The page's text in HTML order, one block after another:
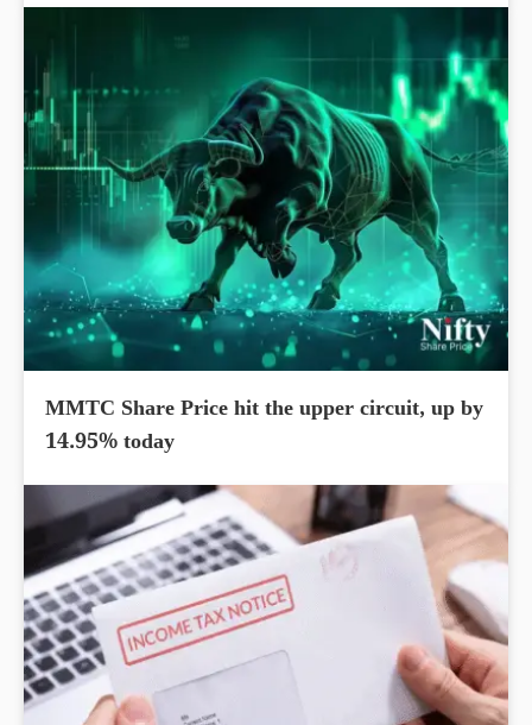
MMTC Share Price hit the upper circuit, up by
14.95% today